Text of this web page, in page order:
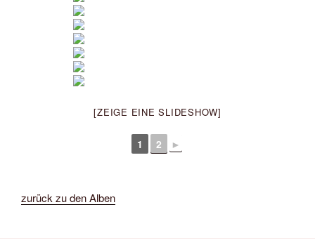
[ZEIGE EINE SLIDESHOW]
1 2 ►
zurück zu den Alben